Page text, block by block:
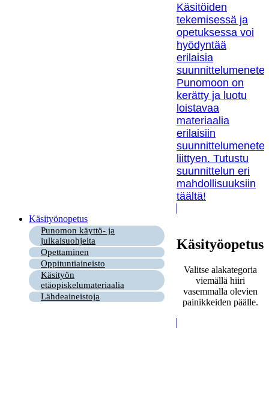
Käsitöiden
tekemisessä ja
opetuksessa voi
hyödyntää
erilaisia
Punomoon on
kerätty ja luotu
loistavaa
materiaalia
erilaisiin
liittyen. Tutustu
suunnittelun eri
mahdollisuuksiin
täältä!
Käsityönopetus
Punomon käyttö- ja
julkaisuohjeita
Opettaminen
Oppituntiaineisto
Käsityön
etäopiskelumateriaalia
Lähdeaineistoja
Käsityöopetus
Valitse alakategoria
viemällä hiiri
vasemmalla olevien
painikkeiden päälle.